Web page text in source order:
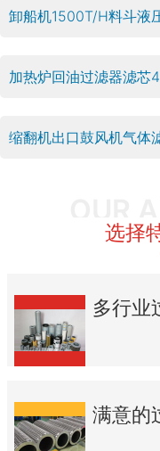
卸船机1500T/H料斗液
加热炉回油过滤器滤
缩翻机出口鼓风机气体
选择
多行业
满意的